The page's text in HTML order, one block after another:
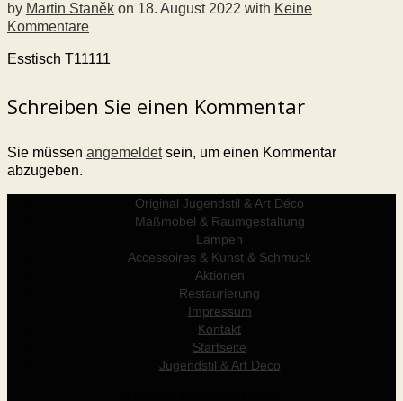
by Martin Staněk on 18. August 2022 with Keine
Kommentare
Esstisch T11111
Schreiben Sie einen Kommentar
Sie müssen angemeldetsein, um einen Kommentar
abzugeben.
Original Jugendstil & Art Déco
Maßmöbel & Raumgestaltung
Lampen
Accessoires & Kunst & Schmuck
Aktionen
Restaurierung
Impressum
Kontakt
Startseite
Jugendstil & Art Deco